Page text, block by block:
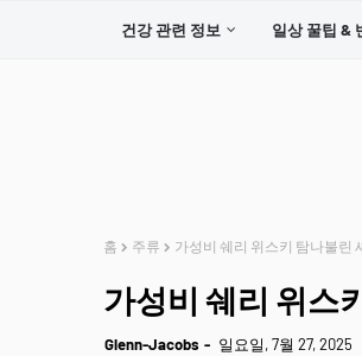
건강 관련 정보 일상 꿀팁 &
홈 주류 가성비 쉐리 위스키 탐나불린
가성비 쉐리 위스
Glenn-Jacobs 일요일, 7월 27, 2025